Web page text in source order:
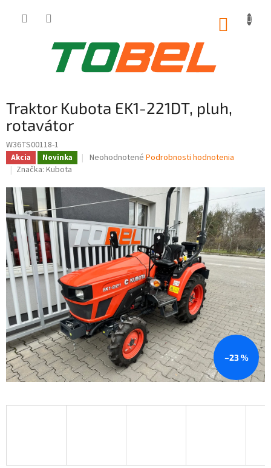
Traktor Kubota EK1-221DT, pluh,
rotavátor
W36TS00118-1
Akcia Novinka
Priemerné
je
0,0
5
hviezdičiek.
Neohodnotené Podrobnosti hodnotenia
Značka: Kubota
–23 %